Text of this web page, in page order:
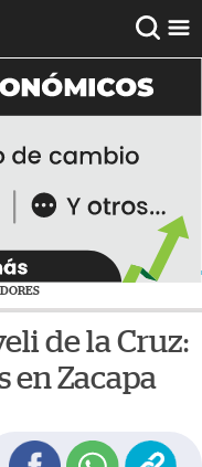
de la Cruz:
en Zacapa